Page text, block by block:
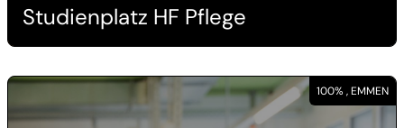
Studienplatz HF Pflege
100% , EMMEN